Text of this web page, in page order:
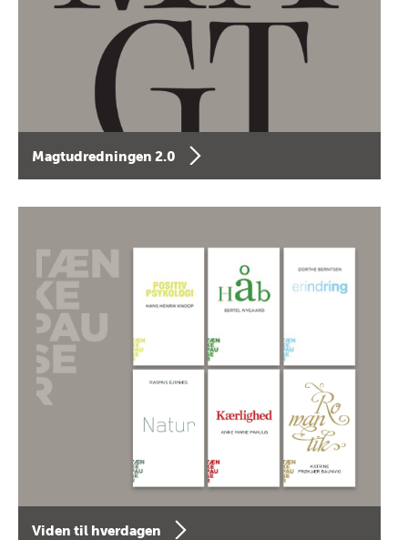
Magtudredningen 2.0
Viden til hverdagen